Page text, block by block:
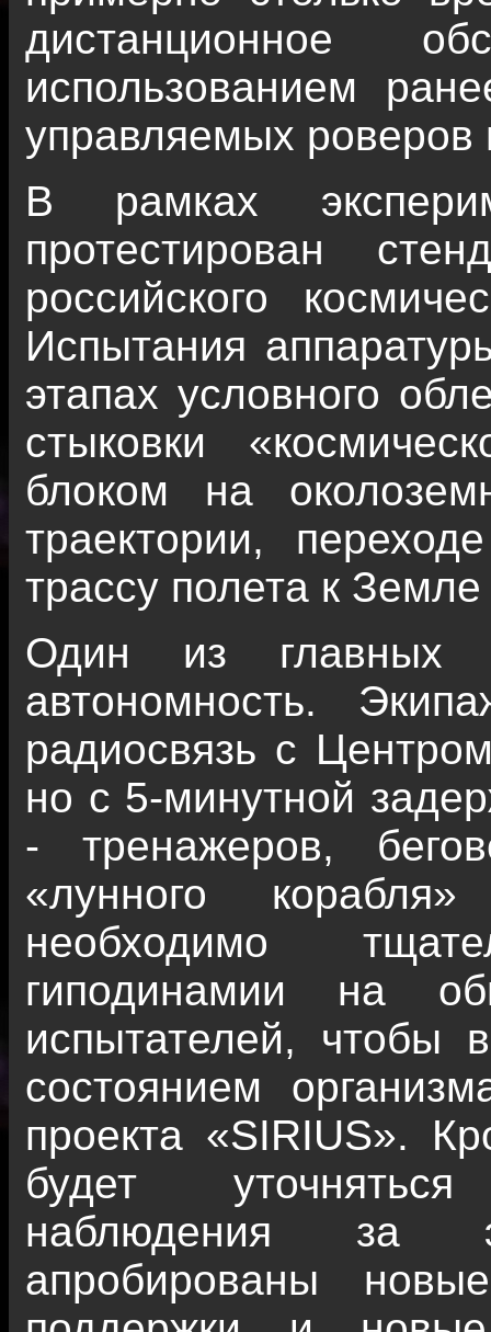
дистанционное
использованием
управляемых
В рамках
протестирован
российского
Испытания
этапах условного
стыковки
блоком на
траектории,
трассу полета к
Один из главных
автономность.
радиосвязь с
но с 5-минутной
- тренажеров,
«лунного
необходимо
гиподинамии на
испытателей, чтобы
состоянием
проекта «SIRIUS».
будет
наблюдения за
апробированы